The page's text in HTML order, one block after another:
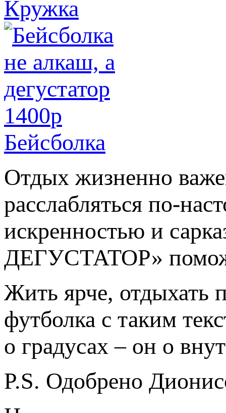
Кружка
1400p
Бейсболка
Отдых жизненно
расслабляться по-
искренностью и
ДЕГУСТАТОР»
Жить ярче, отдыхать
футболка с таким
о градусах – он о
P.S. Одобрено